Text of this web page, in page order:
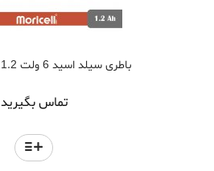
باطری سیلد اسید 6 ولت 1.2 آمپر moricell
تماس بگیرید